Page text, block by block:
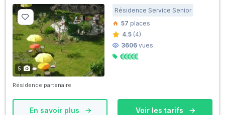
5
Résidence Service Senior
57 places
4.5 (4)
3606 vues
Résidence partenaire
En savoir plus Voir les tarifs